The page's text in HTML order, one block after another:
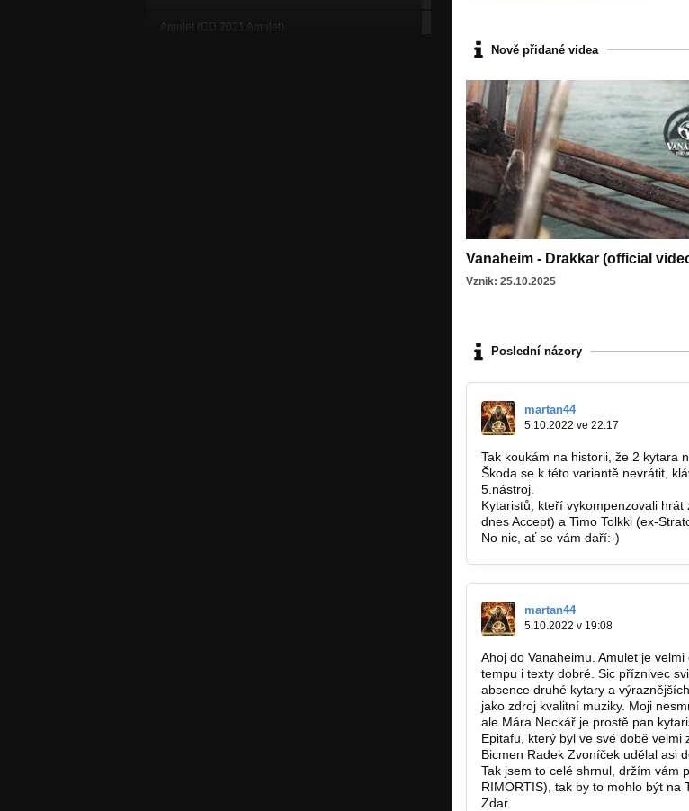
Amulet (CD 2021 Amulet)
Nově přidané videa
Vanaheim - Drakkar (official
Vznik: 25.10.2025
Poslední názory
martan44
5.10.2022 ve 22:17
Tak koukám na historii, že 2 kytara
Škoda se k této variantě nevrátit,
5.nástroj.
Kytaristů, kteří vykompenzovali
dnes Accept) a Timo Tolkki (ex-
No nic, ať se vám daří:-)
martan44
5.10.2022 v 19:08
Ahoj do Vanaheimu. Amulet je
tempu i texty dobré. Sic příznivec
absence druhé kytary a
jako zdroj kvalitní muziky. Moji
ale Mára Neckář je prostě pan
Epitafu, který byl ve své době velmi
Bicmen Radek Zvoníček udělal asi
Tak jsem to celé shrnul, držím vám
RIMORTIS), tak by to mohlo být na
Zdar.